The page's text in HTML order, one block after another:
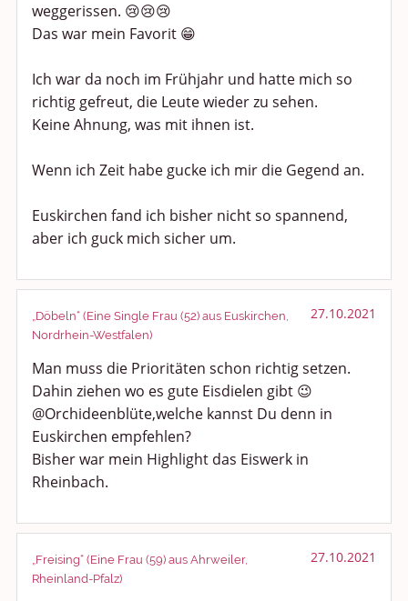
weggerissen. 😢😢😢
Das war mein Favorit 😁
Ich war da noch im Frühjahr und hatte mich so
richtig gefreut, die Leute wieder zu sehen.
Keine Ahnung, was mit ihnen ist.
Wenn ich Zeit habe gucke ich mir die Gegend an.
Euskirchen fand ich bisher nicht so spannend,
aber ich guck mich sicher um.
„Döbeln“ (Eine Single Frau (52) aus Euskirchen,
Nordrhein-Westfalen)
27.10.2021
Man muss die Prioritäten schon richtig setzen.
Dahin ziehen wo es gute Eisdielen gibt 😉
@Orchideenblüte,welche kannst Du denn in
Euskirchen empfehlen?
Bisher war mein Highlight das Eiswerk in
Rheinbach.
„Freising“ (Eine Frau (59) aus Ahrweiler,
Rheinland-Pfalz)
27.10.2021